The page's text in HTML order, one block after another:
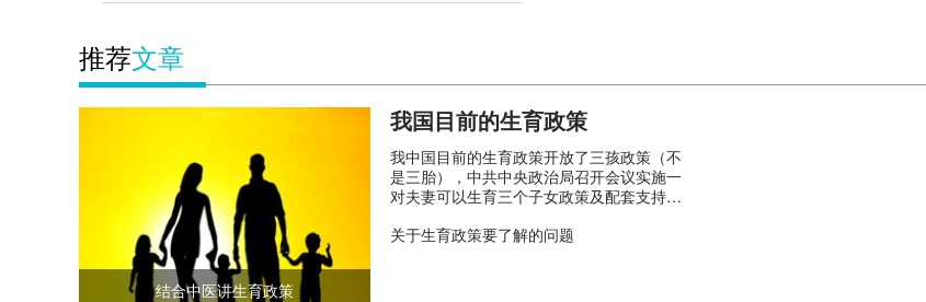
推荐文章
结合中医讲生育政策
我国目前的生育政策
我中国目前的生育政策开放了三孩政策（不
是三胎），中共中央政治局召开会议实施一
对夫妻可以生育三个子女政策及配套支持措
关于生育政策要了解的问题